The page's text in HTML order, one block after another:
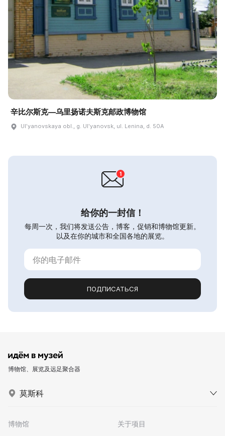
辛比尔斯克—乌里扬诺夫斯克邮政博物馆
Ulʹyanovskaya obl., g. Ulʹyanovsk, ul. Lenina, d. 50A
给你的一封信！
每周一次，我们将发送公告，博客，促销和博物馆更新。
以及在你的城市和全国各地的展览。
ПОДПИСАТЬСЯ
博物馆、展览及远足聚合器
莫斯科
博物馆
关于项目